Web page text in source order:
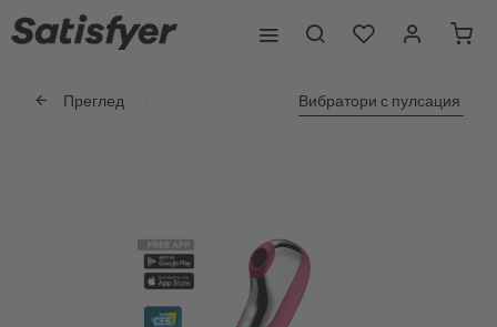
Преглед Вибратори с пулсация